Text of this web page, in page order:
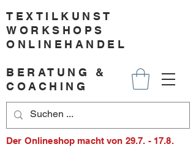
TEXTILKUNST
WORKSHOPS
ONLINEHANDEL
BERATUNG &
COACHING
Der Onlineshop macht von 29.7. - 17.8.